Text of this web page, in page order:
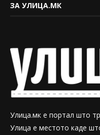
ЗА УЛИЦА.МК
Улица.мк е портал што
Улица е местото каде